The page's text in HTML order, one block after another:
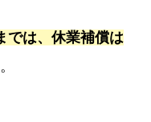
では、休業補償は